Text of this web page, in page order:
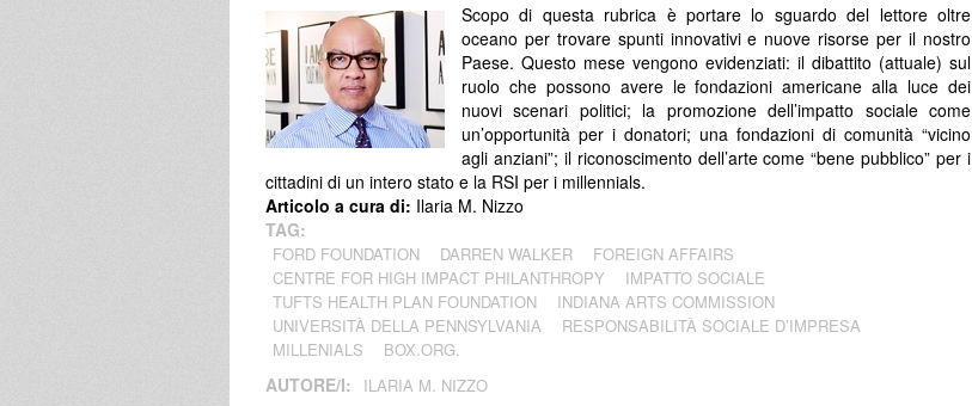
Scopo di questa rubrica è portare lo sguardo del lettore oltre
oceano per trovare spunti innovativi e nuove risorse per il nostro
Paese. Questo mese vengono evidenziati: il dibattito (attuale) sul
ruolo che possono avere le fondazioni americane alla luce dei
nuovi scenari politici; la promozione dell’impatto sociale come
un’opportunità per i donatori; una fondazioni di comunità “vicino
agli anziani”; il riconoscimento dell’arte come “bene pubblico” per i
cittadini di un intero stato e la RSI per i millennials.
Articolo a cura di: Ilaria M. Nizzo
TAG:
FORD FOUNDATION DARREN WALKER
FOREIGN AFFAIRS
CENTRE FOR HIGH IMPACT PHILANTHROPY
IMPATTO SOCIALE
TUFTS HEALTH PLAN FOUNDATION
INDIANA ARTS COMMISSION
UNIVERSITÀ DELLA PENNSYLVANIA
RESPONSABILITÀ SOCIALE D’IMPRESA
MILLENIALS
BOX.ORG.
AUTORE/I: ILARIA M. NIZZO